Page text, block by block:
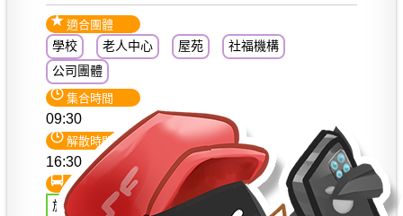
適合團體
學校 老人中心 屋苑
社福機構
公司團體
集合時間
09:30
解散時間
16:30
交通
旅遊巴士環遊